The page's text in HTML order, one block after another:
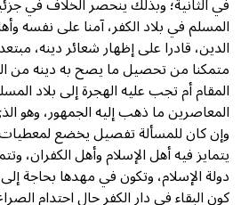
المسلم في بلاد الكفر، آمنا على نفسه
الدين، قادرا على إظهار شعائر دينه،
متمكنا من تحصيل ما يصح به دينه من
المقام أم تجب عليه الهجرة إلى بلاد
المعاصرين ما ذهب إليه الجمهور، وهو
وإن كان للمسألة تفصيل يخضع لمعطيات
يتمايز فيه أهل الإسلام وأهل الكفران،
دولة الإسلام، وتكون في مهدها بحاجة
كون البقاء في دار الكفر حال احتدام